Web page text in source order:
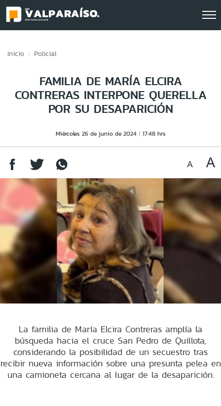
Inicio Policial
FAMILIA DE MARÍA ELCIRA
CONTRERAS INTERPONE QUERELLA
POR SU DESAPARICIÓN
Miércoles 26 de junio de 2024 17:48 hrs
La familia de María Elcira Contreras amplía la
búsqueda hacia el cruce San Pedro de Quillota,
considerando la posibilidad de un secuestro tras
recibir nueva información sobre una presunta pelea en
una camioneta cercana al lugar de la desaparición.